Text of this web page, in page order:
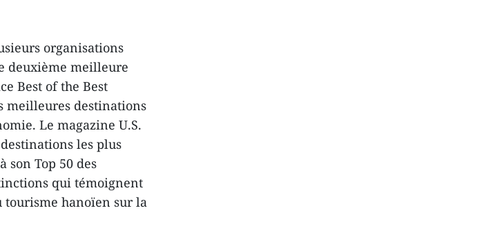
organisations
deuxième meilleure
Best of the Best
meilleures destinations
Le magazine U.S.
les plus
son Top 50 des
qui témoignent
hanoïen sur la